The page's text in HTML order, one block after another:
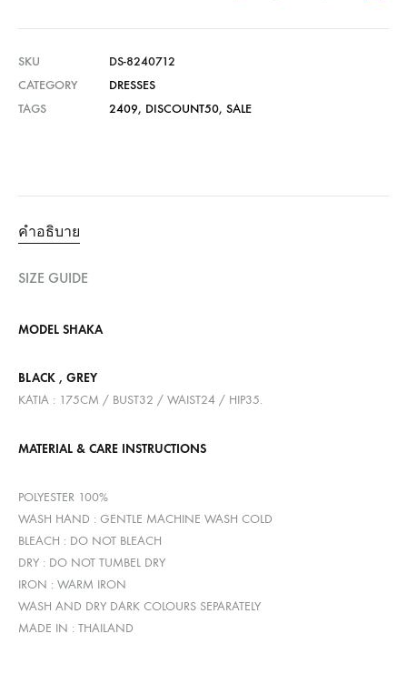
SKU
DS-8240712
CATEGORY
DRESSES
TAGS
2409, DISCOUNT50, SALE
คำอธิบาย
SIZE GUIDE
MODEL SHAKA
BLACK , GREY
KATIA : 175CM / BUST32 / WAIST24 / HIP35.
MATERIAL & CARE INSTRUCTIONS
POLYESTER 100%
WASH HAND : GENTLE MACHINE WASH COLD
BLEACH : DO NOT BLEACH
DRY : DO NOT TUMBEL DRY
IRON : WARM IRON
WASH AND DRY DARK COLOURS SEPARATELY
MADE IN : THAILAND